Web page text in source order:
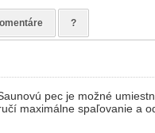
?
pec je možné
maximálne spaľovanie a